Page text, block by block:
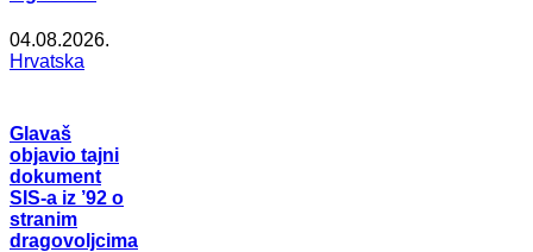
04.08.2026.
Hrvatska
Glavaš
objavio tajni
dokument
SIS-a iz ’92 o
stranim
dragovoljcima